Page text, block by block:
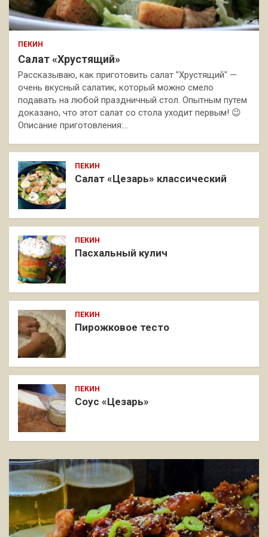
ПЕКИН
Салат «Хрустящий»
Рассказываю, как приготовить салат "Хрустящий" —
очень вкусный салатик, который можно смело
подавать на любой праздничный стол. Опытным путем
доказано, что этот салат со стола уходит первым! 😉
Описание приготовления:…
ПЕКИН
Салат «Цезарь» классический
ПЕКИН
Пасхальный кулич
ПЕКИН
Пирожковое тесто
ПЕКИН
Соус «Цезарь»